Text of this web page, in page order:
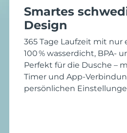
Smartes
Design
365 Tage Laufzeit mit nur
100 % wasserdicht, BPA-
Perfekt für die Dusche –
Timer und App-
persönlichen